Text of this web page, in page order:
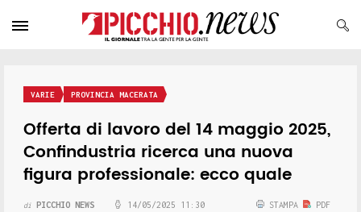
VARIE PROVINCIA MACERATA
Offerta di lavoro del 14 maggio 2025,
Confindustria ricerca una nuova
figura professionale: ecco quale
di PICCHIO NEWS 14/05/2025 11:30 STAMPA PDF